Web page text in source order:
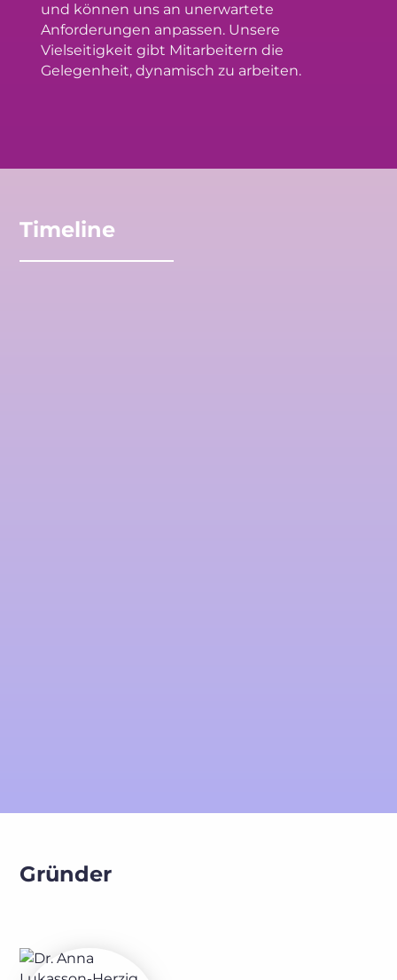
und können uns an unerwartete
Anforderungen anpassen. Unsere
Vielseitigkeit gibt Mitarbeitern die
Gelegenheit, dynamisch zu arbeiten.
Timeline
Gründer